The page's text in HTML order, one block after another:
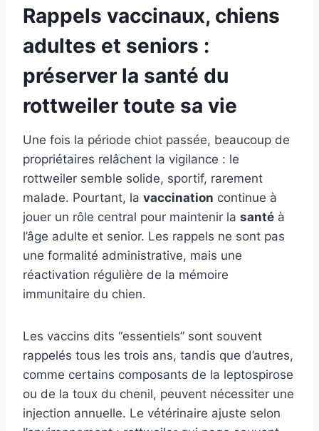
Rappels vaccinaux, chiens
adultes et seniors :
préserver la santé du
rottweiler toute sa vie
Une fois la période chiot passée, beaucoup de
propriétaires relâchent la vigilance : le
rottweiler semble solide, sportif, rarement
malade. Pourtant, la vaccination continue à
jouer un rôle central pour maintenir la santé à
l’âge adulte et senior. Les rappels ne sont pas
une formalité administrative, mais une
réactivation régulière de la mémoire
immunitaire du chien.
Les vaccins dits “essentiels” sont souvent
rappelés tous les trois ans, tandis que d’autres,
comme certains composants de la leptospirose
ou de la toux du chenil, peuvent nécessiter une
injection annuelle. Le vétérinaire ajuste selon